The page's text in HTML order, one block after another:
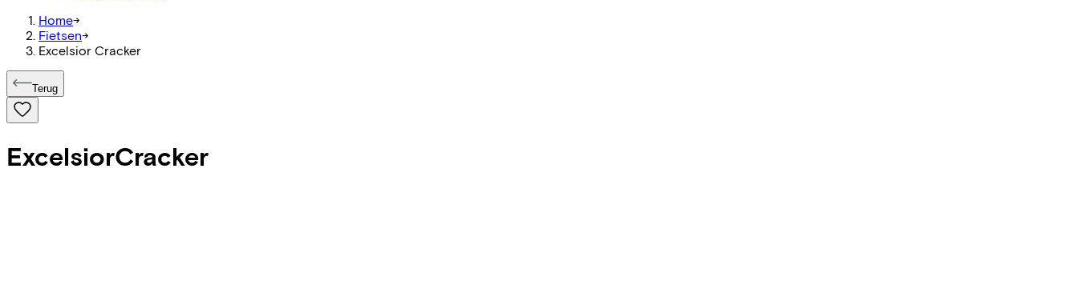
Home->
Fietsen->
Excelsior Cracker
Terug
ExcelsiorCracker